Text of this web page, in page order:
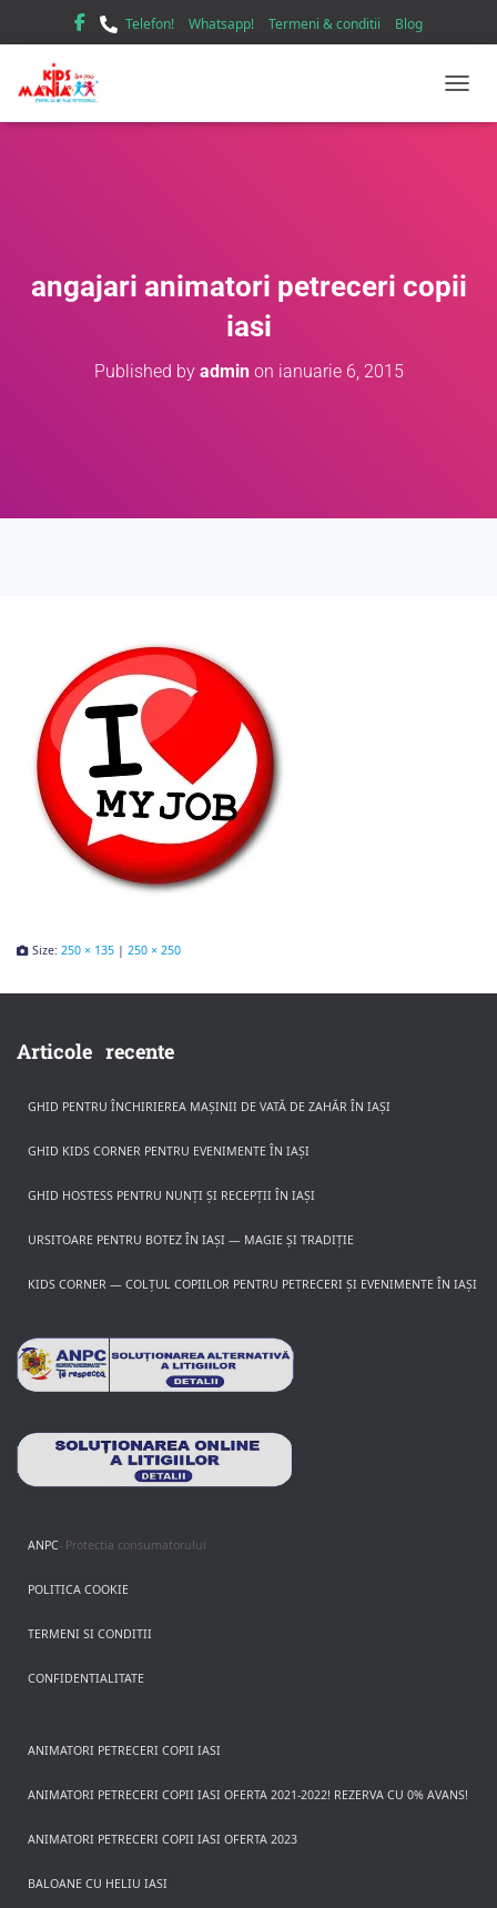
Telefon! Whatsapp! Termeni & conditii Blog
angajari animatori petreceri copii
iasi
Published by adminon ianuarie 6, 2015
Size: 250 × 135 | 250 × 250
Articole recente
GHID PENTRU ÎNCHIRIEREA MAȘINII DE VATĂ DE ZAHĂR ÎN IAȘI
GHID KIDS CORNER PENTRU EVENIMENTE ÎN IAȘI
GHID HOSTESS PENTRU NUNȚI ȘI RECEPȚII ÎN IAȘI
URSITOARE PENTRU BOTEZ ÎN IAȘI — MAGIE ȘI TRADIȚIE
KIDS CORNER — COLȚUL COPIILOR PENTRU PETRECERI ȘI EVENIMENTE ÎN IAȘI
ANPC- Protectia consumatorului
POLITICA COOKIE
TERMENI SI CONDITII
CONFIDENTIALITATE
ANIMATORI PETRECERI COPII IASI
ANIMATORI PETRECERI COPII IASI OFERTA 2021-2022! REZERVA CU 0% AVANS!
ANIMATORI PETRECERI COPII IASI OFERTA 2023
BALOANE CU HELIU IASI